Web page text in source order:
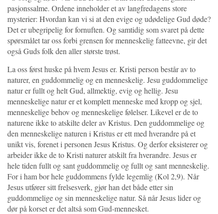
pasjonssalme. Ordene inneholder et av langfredagens store
mysterier: Hvordan kan vi si at den evige og udødelige Gud døde?
Det er ubegripelig for fornuften. Og samtidig som svaret på dette
spørsmålet tar oss forbi grensen for menneskelig fatteevne, gir det
også Guds folk den aller største trøst.
La oss først huske på hvem Jesus er. Kristi person består av to
naturer, en guddommelig og en menneskelig. Jesu guddommelige
natur er fullt og helt Gud, allmektig, evig og hellig. Jesu
menneskelige natur er et komplett menneske med kropp og sjel,
menneskelige behov og menneskelige følelser. Likevel er de to
naturene ikke to atskilte deler av Kristus. Den guddommelige og
den menneskelige naturen i Kristus er ett med hverandre på et
unikt vis, forenet i personen Jesus Kristus. Og derfor eksisterer og
arbeider ikke de to Kristi naturer atskilt fra hverandre. Jesus er
hele tiden fullt og sant guddommelig og fullt og sant menneskelig.
For i ham bor hele guddommens fylde legemlig (Kol 2,9). Når
Jesus utfører sitt frelsesverk, gjør han det både etter sin
guddommelige og sin menneskelige natur. Så når Jesus lider og
dør på korset er det altså som Gud-mennesket.